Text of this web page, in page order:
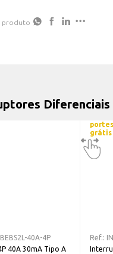
produto
Diferenciais
40A-4P
40A 30mA Tipo A
portes
grátis
Ref.: